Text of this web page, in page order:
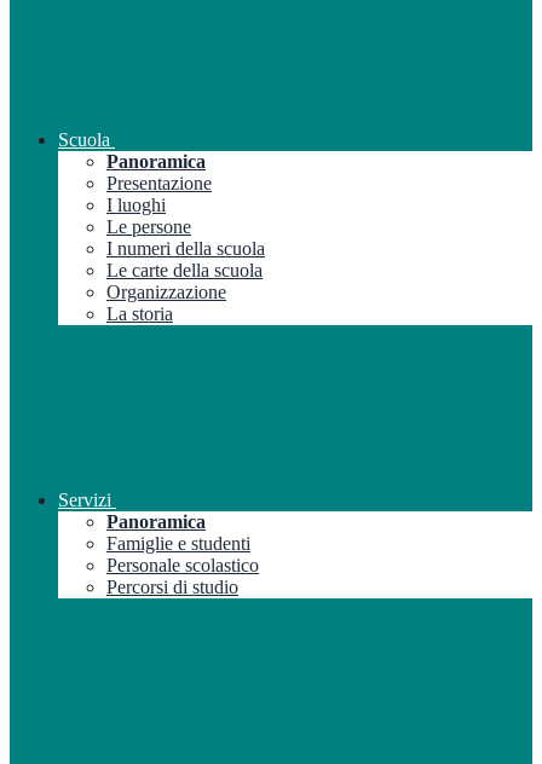
Scuola
Panoramica
Presentazione
I luoghi
Le persone
I numeri della scuola
Le carte della scuola
Organizzazione
La storia
Servizi
Panoramica
Famiglie e studenti
Personale scolastico
Percorsi di studio